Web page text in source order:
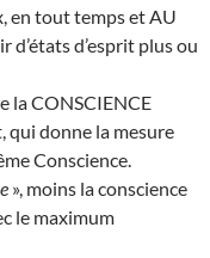
en tout temps et AU
d’états d’esprit plus ou
la CONSCIENCE
qui donne la mesure
Conscience.
», moins la conscience
le maximum